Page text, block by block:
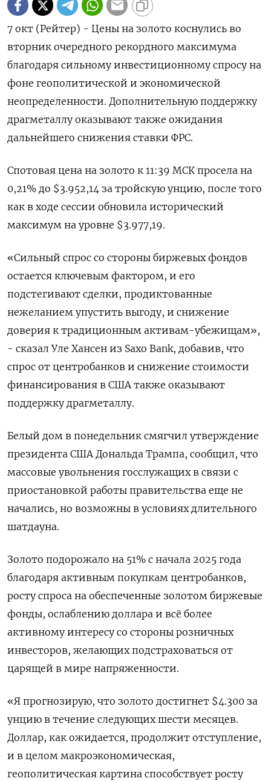
7 окт (Рейтер) - Цены на золото коснулись во
вторник очередного рекордного максимума
благодаря сильному инвестиционному спросу на
фоне геополитической и экономической
неопределенности. Дополнительную поддержку
драгметаллу оказывают также ожидания
дальнейшего снижения ставки ФРС.
Спотовая цена на золото к 11:39 МСК просела на
0,21% до $3.952,14​ за тройскую унцию, после того
как в ходе сессии обновила исторический
максимум на уровне $3.977,19.
«Сильный спрос со стороны биржевых фондов
остается ключевым фактором, и его
подстегивают сделки, продиктованные
нежеланием упустить выгоду, и снижение
доверия к традиционным активам-убежищам»,
- сказал Уле Хансен из Saxo Bank, добавив, что
спрос от центробанков и снижение стоимости
финансирования в США также оказывают
поддержку драгметаллу.
Белый дом в понедельник смягчил утверждение
президента США Дональда Трампа, сообщил, что
массовые увольнения госслужащих в связи с
приостановкой работы правительства еще не
начались, но возможны в условиях длительного
шатдауна.
Золото подорожало на 51% с начала 2025 года
благодаря активным покупкам центробанков,
росту спроса на обеспеченные золотом биржевые
фонды, ослаблению доллара и всё более
активному интересу со стороны розничных
инвесторов, желающих подстраховаться от
царящей в мире напряженности.
«Я прогнозирую, что золото достигнет $4.300 за
унцию в течение следующих шести месяцев.
Доллар, как ожидается, продолжит отступление,
и в целом макроэкономическая,
геополитическая картина способствует росту